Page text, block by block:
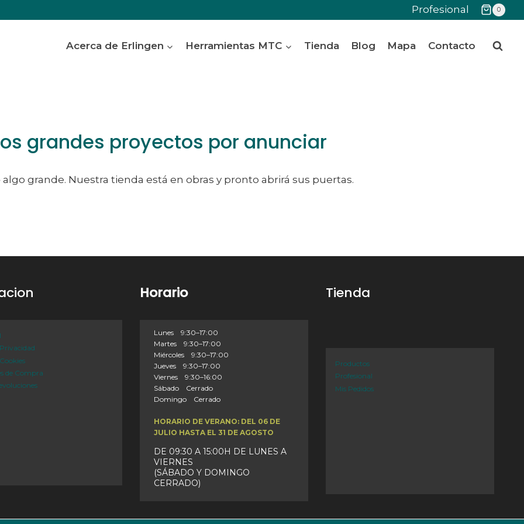
Profesional 0
Acerca de Erlingen Herramientas MTC Tienda Blog Mapa Contacto
grandes proyectos por anunciar
grande. Nuestra tienda está en obras y pronto abrirá sus puertas.
de Compra
Horario
Lunes 9:30–17:00
Martes 9:30–17:00
Miércoles 9:30–17:00
Jueves 9:30–17:00
Viernes 9:30–16:00
Sábado Cerrado
Domingo Cerrado
HORARIO DE VERANO: DEL 06 DE
JULIO HASTA EL 31 DE AGOSTO
DE 09:30 A 15:00H DE LUNES A
VIERNES
(SÁBADO Y DOMINGO
CERRADO)
Tienda
Productos
Profesional
Mis Pedidos